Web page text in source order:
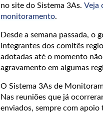
no site do Sistema 3As. Veja
monitoramento.
Desde a semana passada, o
integrantes dos comitês
adotadas até o momento
agravamento em algumas
O Sistema 3As de
Nas reuniões que já
enviados, sempre com